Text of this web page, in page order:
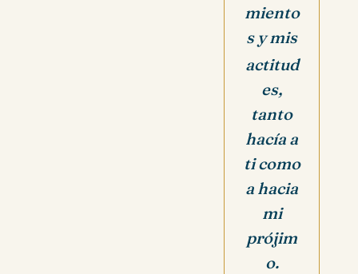
miento
s y mis
actitud
es,
tanto
hacía a
ti como
a hacia
mi
prójim
o.